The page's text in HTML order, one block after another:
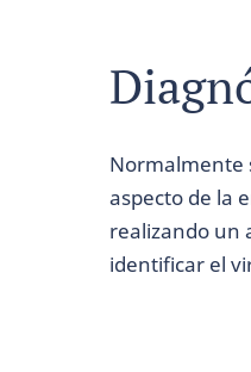
Normalmente
aspecto de la
realizando un
identificar el